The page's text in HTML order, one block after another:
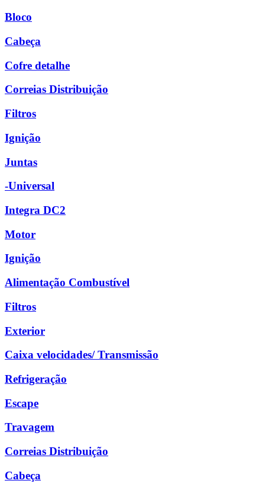
Bloco
Cabeça
Cofre detalhe
Correias Distribuição
Filtros
Ignição
Juntas
-Universal
Integra DC2
Motor
Ignição
Alimentação Combustível
Filtros
Exterior
Caixa velocidades/ Transmissão
Refrigeração
Escape
Travagem
Correias Distribuição
Cabeça